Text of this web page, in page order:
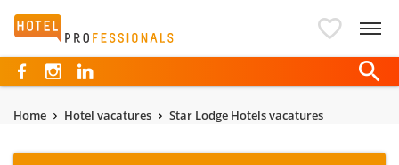
Hotelprofessionals
Home Hotel vacatures Star Lodge Hotels vacatures